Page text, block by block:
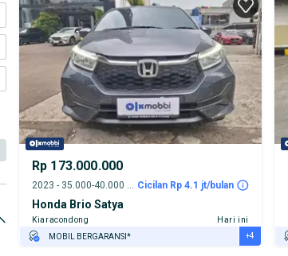
TEST DRIVE DARI RUMAH
GRATIS BIAYA JASA PERAWATAN*
PENJUAL TERVERIFIKASI
Rp 173.000.000
2023 - 35.000-40.000 km Cicilan Rp 4.1 jt/bulan
Honda Brio Satya
Kiaracondong
Hari ini
MOBIL BERGARANSI*
+4